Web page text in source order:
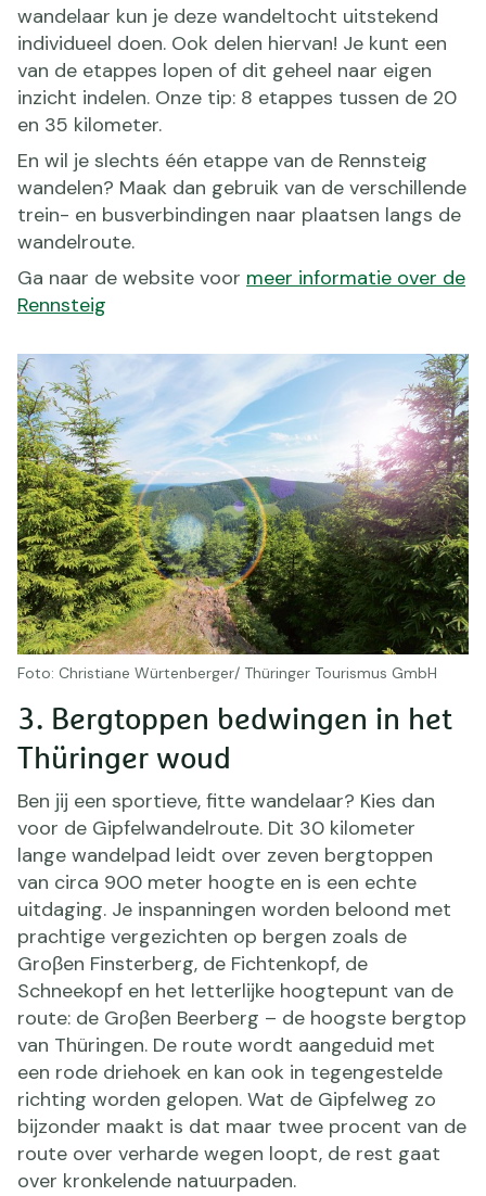
wandelaar kun je deze wandeltocht uitstekend
individueel doen. Ook delen hiervan! Je kunt een
van de etappes lopen of dit geheel naar eigen
inzicht indelen. Onze tip: 8 etappes tussen de 20
en 35 kilometer.
En wil je slechts één etappe van de Rennsteig
wandelen? Maak dan gebruik van de verschillende
trein- en busverbindingen naar plaatsen langs de
wandelroute.
Ga naar de website voor meer informatie over de
Rennsteig
3. Bergtoppen bedwingen in het
Thüringer woud
Ben jij een sportieve, fitte wandelaar? Kies dan
voor de Gipfelwandelroute. Dit 30 kilometer
lange wandelpad leidt over zeven bergtoppen
van circa 900 meter hoogte en is een echte
uitdaging. Je inspanningen worden beloond met
prachtige vergezichten op bergen zoals de
Groβen Finsterberg, de Fichtenkopf, de
Schneekopf en het letterlijke hoogtepunt van de
route: de Groβen Beerberg – de hoogste bergtop
van Thüringen. De route wordt aangeduid met
een rode driehoek en kan ook in tegengestelde
richting worden gelopen. Wat de Gipfelweg zo
bijzonder maakt is dat maar twee procent van de
route over verharde wegen loopt, de rest gaat
over kronkelende natuurpaden.
Foto: Christiane Würtenberger/ Thüringer Tourismus GmbH